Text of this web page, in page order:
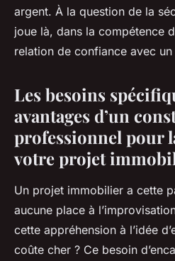
argent. À la question de la
joue là, dans la compétence
relation de confiance avec
Les besoins
avantages d’un
professionnel pour
votre projet
Un projet immobilier a cette
aucune place à
cette appréhension à l’idée
coûte cher ? Ce besoin